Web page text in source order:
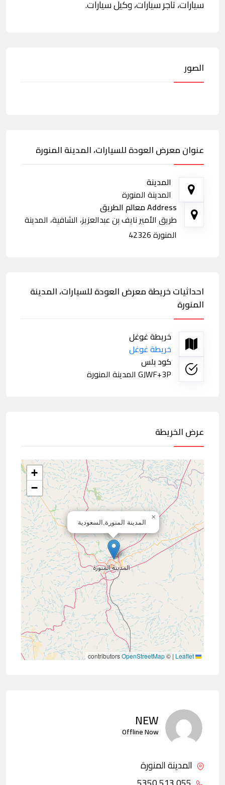
سيارات، تاجر سيارات، وكيل سيارات.
الصور
عنوان معرض العودة للسيارات، المدينة المنورة
المدينة
المدينة المنورة
Address معالم الطريق
طريق الأمير نايف بن عبدالعزيز، الشافية، المدينة
المنورة 42326
احداثيات خريطة معرض العودة للسيارات، المدينة
المنورة
خريطة غوغل
خريطة غوغل
كود بلس
GJWF+3P المدينة المنورة
عرض الخريطة
المدينة المنورة,السعودية
×
+
−
|
©
OpenStreetMap
NEW
Offline Now
المدينة المنورة